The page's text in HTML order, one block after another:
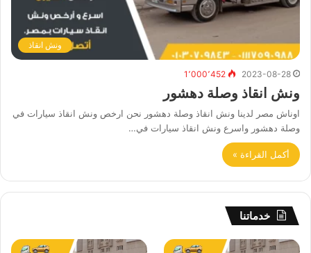
ونش انقاذ
2023-08-28 1٬000٬452
ونش انقاذ وصلة دهشور
اوناش مصر لدينا ونش انقاذ وصلة دهشور نحن ارخص ونش انقاذ سيارات في
وصلة دهشور واسرع ونش انقاذ سيارات في…
أكمل القراءة »
خدماتنا